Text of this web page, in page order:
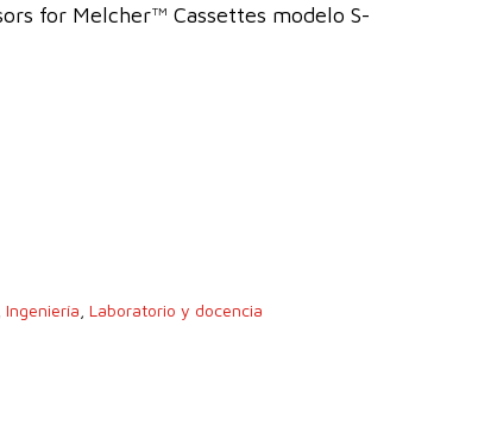
for Melcher™ Cassettes modelo S-
Ingeniería Laboratorio y docencia